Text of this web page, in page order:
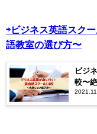
⇨ビジネス英語スク
語教室の選び方〜
ビジ
較〜